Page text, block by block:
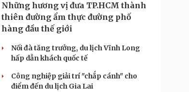
Những hương vị đưa TP.HCM thành
thiên đường ẩm thực đường phố
hàng đầu thế giới
Nối đà tăng trưởng, du lịch Vĩnh Long
hấp dẫn khách quốc tế
Công nghiệp giải trí "chắp cánh" cho
điểm đến du lịch Gia Lai